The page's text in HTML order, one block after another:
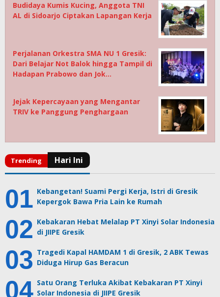
Budidaya Kumis Kucing, Anggota TNI
AL di Sidoarjo Ciptakan Lapangan Kerja
Perjalanan Orkestra SMA NU 1 Gresik:
Dari Belajar Not Balok hingga Tampil di
Hadapan Prabowo dan Jok…
Jejak Kepercayaan yang Mengantar
TRIV ke Panggung Penghargaan
Kebangetan! Suami Pergi Kerja, Istri di Gresik
Kepergok Bawa Pria Lain ke Rumah
Kebakaran Hebat Melalap PT Xinyi Solar Indonesia
di JIIPE Gresik
Tragedi Kapal HAMDAM 1 di Gresik, 2 ABK Tewas
Diduga Hirup Gas Beracun
Satu Orang Terluka Akibat Kebakaran PT Xinyi
Solar Indonesia di JIIPE Gresik